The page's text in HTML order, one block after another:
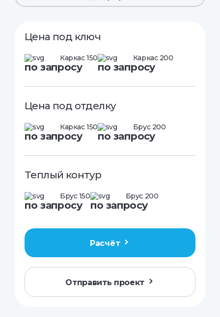
Цена под ключ
Каркас 150
по запросу
Каркас 200
по запросу
Цена под отделку
Каркас 150
по запросу
Брус 200
по запросу
Теплый контур
Брус 150
по запросу
Брус 200
по запросу
Расчёт
Отправить проект